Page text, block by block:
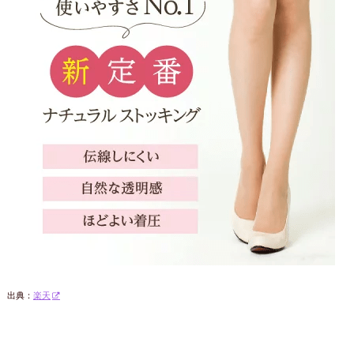
出典： 楽天